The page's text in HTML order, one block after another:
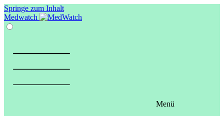
Springe zum Inhalt
Medwatch
Menü